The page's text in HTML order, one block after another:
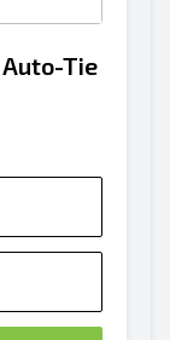
Auto-Tie